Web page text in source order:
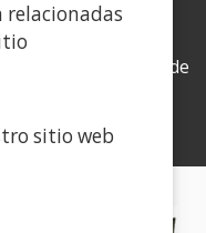
relacionadas
sitio web
en la Ley 19/2013, de
acceso a la